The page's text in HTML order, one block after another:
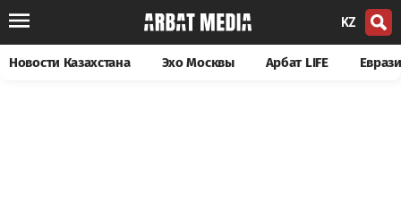
KZ
Новости Казахстана Эхо Москвы Арбат LIFE